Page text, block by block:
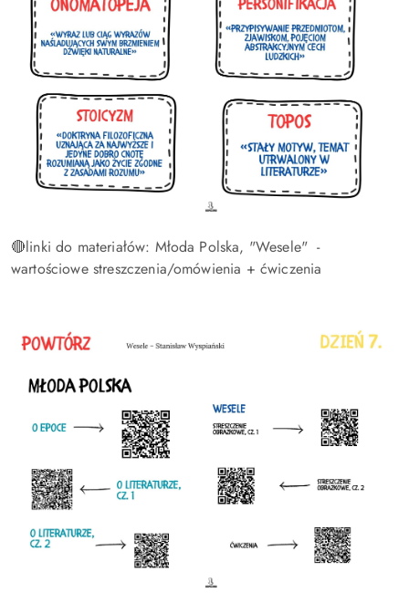
🔴linki do materiałów: Młoda Polska, "Wesele" -
wartościowe streszczenia/omówienia + ćwiczenia